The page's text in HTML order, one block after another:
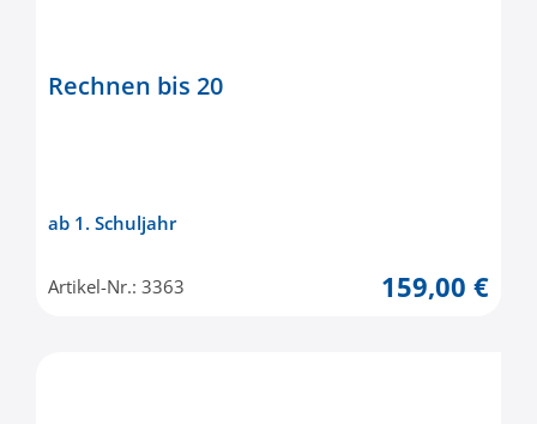
Rechnen bis 20
ab 1. Schuljahr
Artikel-Nr.: 3363 159,00 €